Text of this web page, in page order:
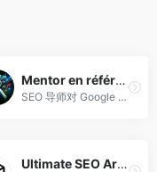
Mentor en référencement naturel – SEO Assistant
SEO 导师对 Google 最佳实践进行调整，为 SEO 提供 NLP 专业帮助，并得到 SEO 顾问 Bertolin Bruno 的认可。
Ultimate SEO Article Writer | LaplaceAI